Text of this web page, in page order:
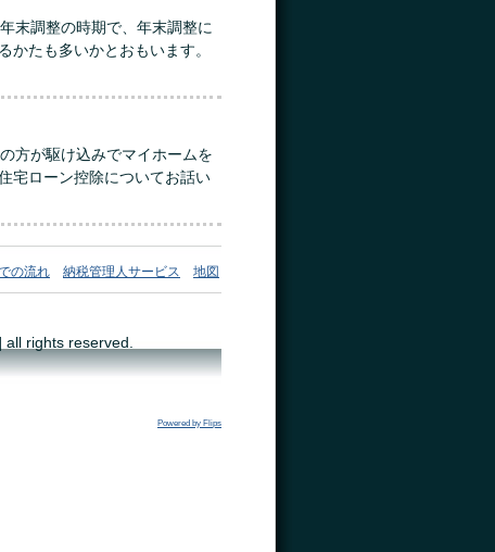
末調整の時期で、年末調整に
かたも多いかとおもいます。
方が駆け込みでマイホームを
宅ローン控除についてお話い
の流れ 納税管理人サービス
地図
rights reserved.
Powered by Flips